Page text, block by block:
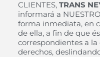
CLIENTES, TRANS
informará a
forma inmediata, en
de ella, a fin de que
correspondientes a la
derechos,